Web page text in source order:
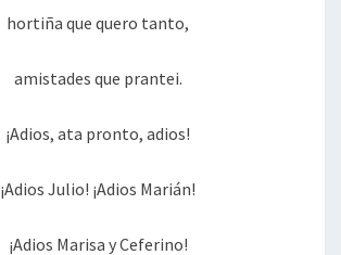
hortiña que quero tanto,
amistades que prantei.
¡Adios, ata pronto, adios!
¡Adios Julio! ¡Adios Marián!
¡Adios Marisa y Ceferino!